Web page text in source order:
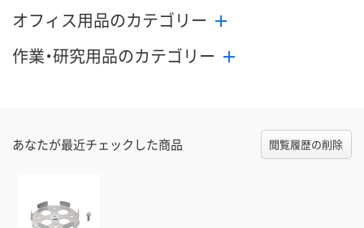
オフィス用品のカテゴリー
作業・研究用品のカテゴリー
あなたが最近チェックした商品 閲覧履歴の削除